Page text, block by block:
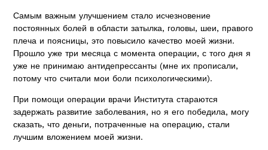
Самым важным улучшением стало исчезновение
постоянных болей в области затылка, головы, шеи, правого
плеча и поясницы, это повысило качество моей жизни.
Прошло уже три месяца с момента операции, с того дня я
уже не принимаю антидепрессанты (мне их прописали,
потому что считали мои боли психологическими).
При помощи операции врачи Института стараются
задержать развитие заболевания, но я его победила, могу
сказать, что деньги, потраченные на операцию, стали
лучшим вложением моей жизни.